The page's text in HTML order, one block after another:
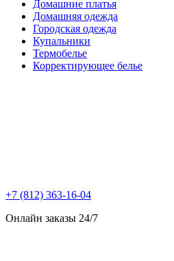
Домашние платья
Домашняя одежда
Городская одежда
Купальники
Термобелье
Корректирующее белье
+7 (812) 363-16-04
Онлайн заказы 24/7